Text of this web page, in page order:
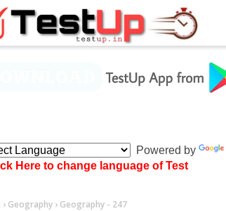
Powered by
Here to change language of Test
› Geography › Geography - 247